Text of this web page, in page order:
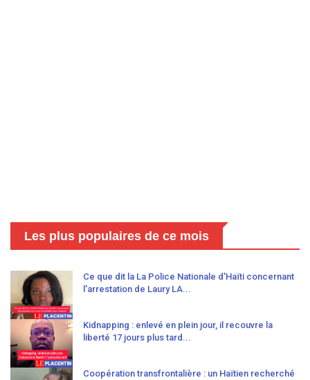
Les plus populaires de ce mois
Ce que dit la La Police Nationale d'Haïti concernant
l'arrestation de Laury LA...
Kidnapping : enlevé en plein jour, il recouvre la
liberté 17 jours plus tard...
Coopération transfrontalière : un Haïtien recherché